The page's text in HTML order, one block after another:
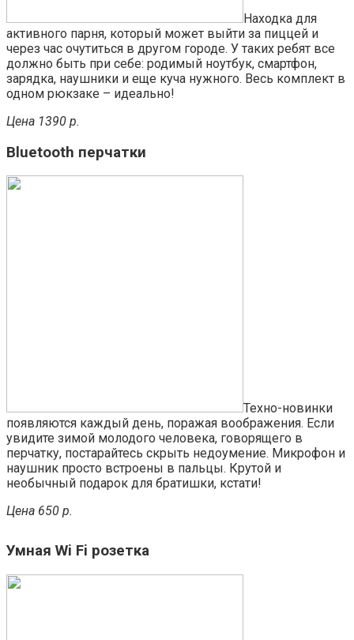
Находка для
активного парня, который может выйти за пиццей и
через час очутиться в другом городе. У таких ребят все
должно быть при себе: родимый ноутбук, смартфон,
зарядка, наушники и еще куча нужного. Весь комплект в
одном рюкзаке – идеально!
Цена 1390 р.
Bluetooth перчатки
Техно-новинки
появляются каждый день, поражая воображения. Если
увидите зимой молодого человека, говорящего в
перчатку, постарайтесь скрыть недоумение. Микрофон и
наушник просто встроены в пальцы. Крутой и
необычный подарок для братишки, кстати!
Цена 650 р.
Умная Wi Fi розетка